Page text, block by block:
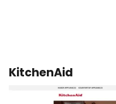
KitchenAid